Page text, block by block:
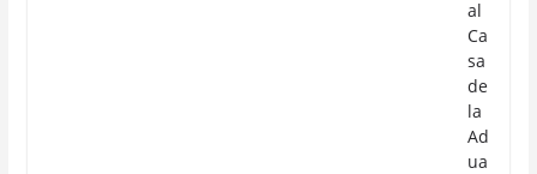
al
Ca
sa
de
la
Ad
ua